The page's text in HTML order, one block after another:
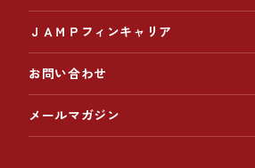
ＪＡＭＰフィンキャリア
お問い合わせ
メールマガジン